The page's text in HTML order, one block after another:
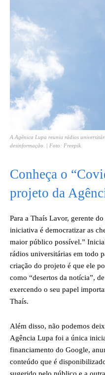
A Agênica Lupa reuniu rádios
desinformação. | Foto: Freepik.
Conheça o
projeto da
Para a Thaís Lavor, gerente
iniciativa é democratizar as
maior público possível.”
rádios universitárias em todo
criação do projeto é que ele
como “desertos da notícia”,
exercendo o seu papel
Thaís.
Além disso, não podemos
Agência Lupa foi a única
financiamento do Google,
conteúdo que é